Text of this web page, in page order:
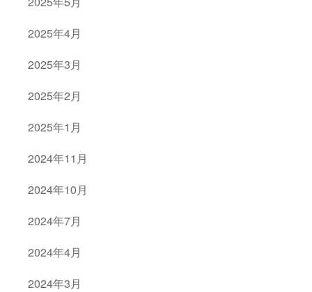
2025年4月
2025年3月
2025年2月
2025年1月
2024年11月
2024年10月
2024年7月
2024年4月
2024年3月